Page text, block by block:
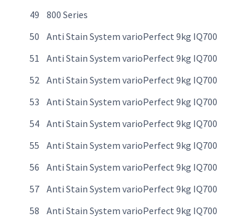
49
800 Series
50
Anti Stain System varioPerfect 9kg IQ700
51
Anti Stain System varioPerfect 9kg IQ700
52 Anti Stain System varioPerfect 9kg IQ700
53
Anti Stain System varioPerfect 9kg IQ700
54 Anti Stain System varioPerfect 9kg IQ700
55
Anti Stain System varioPerfect 9kg IQ700
56
Anti Stain System varioPerfect 9kg IQ700
57 Anti Stain System varioPerfect 9kg IQ700
58
Anti Stain System varioPerfect 9kg IQ700